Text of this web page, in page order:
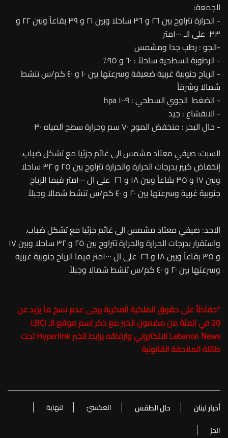
الجمعة:
- الحرارة تتراوح بين ٢٦ و ٣٦ ساحلا وبين ٢١ و ٣٩ بقاعاً وبين ٢٢ و
٣٣ على الـ ١٠٠٠متر
-الجو : رطب جدا ومشمس
- الرطوبة السطحية ساحلاً : ٦٠ و ٩٥٪
- الرياح جنوبية غربية ضعيفة وسرعتها بين ١٠ و ٤٠ كم/س تنشط
شمالا وشرقاً
- الضغط الجوي السطحي : ١٠٠٩ hpa
- الانقشاع : جيد
- حال البحر : منخفض الموج ٧٠ سم وحرارة سطح المياه ٣٠
السبت: صيفي معتاد مشمس الى غائم جزئيا مع تشكل ضباب.
إنخفاض كبير بدرجات الحرارة والحرارة تتراوح بين ٢٥ و ٣٢ ساحلا
وبين ١٧ و ٣٥ بقاعاً وبين ١٨ و ٢٦ على ال ١٠٠٠متر فيما الرياح
جنوبية غربية وسرعتها بين ٢٠ و ٤٠ كم/س تنشط شمالا وجبلاً
الاحد: صيفي معتاد مشمس الى غائم جزئيا مع تشكل ضباب.
واستقرار بدرجات الحرارة والحرارة تتراوح بين ٢٥ و ٣٢ ساحلا وبين ١٧
و ٣٥ بقاعاً وبين ١٨ و ٢٦ على ال ١٠٠٠متر فيما الرياح جنوبية غربية
وسرعتها بين ٢٠ و ٤٠ كم/س تنشط شمالا وجبلاً
*حفاظاً على حقوق الملكية الفكرية يرجى عدم نسخ ما يزيد عن
20 في المئة من مضمون الخبر مع ذكر اسم موقع الـ
LBCI
Lebanon News
الالكتروني وارفاقه برابط الخبر Hyperlink تحت
طائلة الملاحقة القانونية
أخبار لبنان حال الطقس العكسيّ
لنهاية
الحرّ